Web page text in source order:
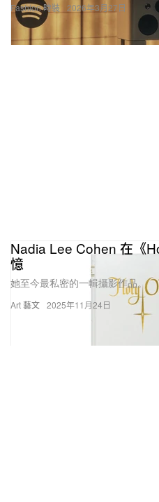
Fashion 時裝 2026年3月27日
Art 藝文
Nadia Lee Cohen 在《
憶
她至今最私密的一輯攝影作品。
2025年11月24日